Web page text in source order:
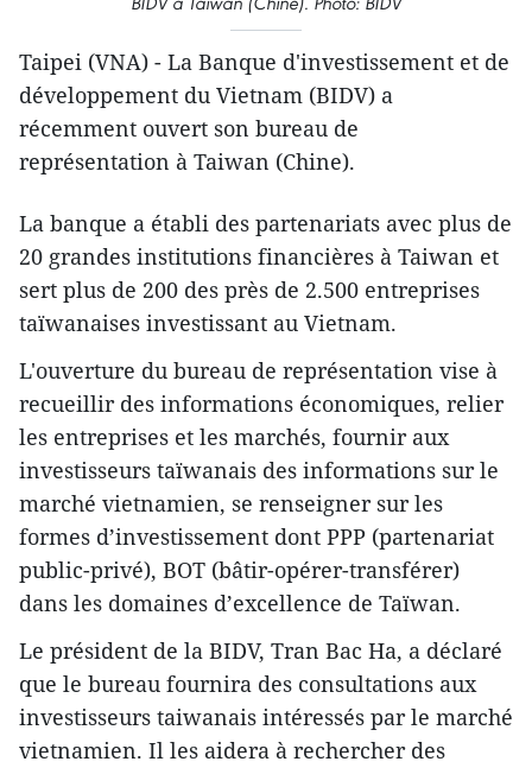
Taipei (VNA) - La Banque d'investissement et de
développement du Vietnam (BIDV) a
récemment ouvert son bureau de
représentation à Taiwan (Chine).
La banque a établi des partenariats avec plus de
20 grandes institutions financières à Taiwan et
sert plus de 200 ​des près de 2.500 entreprises
taïwanaises investissant au Vietnam.
L'ouverture du bureau de représentation vise à
recueillir des informations économiques, relier
les entreprises et les marchés, fournir aux
investisseurs taïwanais des informations sur le
marché vietnamien, se renseigner sur les
formes d’investissement dont PPP (partenariat
public-privé), BOT (bâtir-opérer-transférer)
dans les domaines d’excellence de Taïwan.
Le président de la BIDV, Tran Bac Ha, a déclaré
que le bureau fournira des consultations aux
investisseurs taiwanais intéressés par le marché
vietnamien. Il les aidera à rechercher des